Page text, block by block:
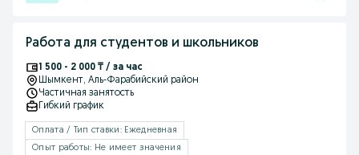
Работа для студентов и школьников
1 500 - 2 000 ₸ / за час
Шымкент, Аль-Фарабийский район
Частичная занятость
Гибкий график
Оплата / Тип ставки: Ежедневная
Опыт работы: Не имеет значения